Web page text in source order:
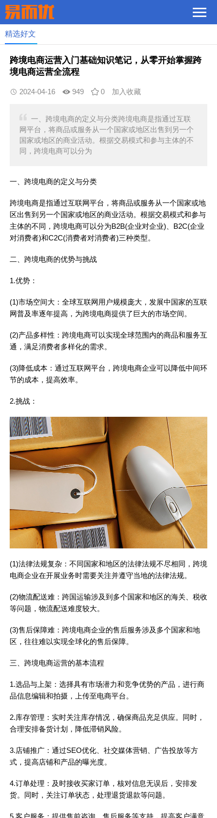
精选好文
跨境电商运营入门基础知识笔记，从零开始掌握跨
境电商运营全流程
2024-04-16 949 0 加入收藏
一、跨境电商的定义与分类跨境电商是指通过互联
网平台，将商品或服务从一个国家或地区出售到另一个
国家或地区的商业活动。根据交易模式和参与主体的不
同，跨境电商可以分为
一、跨境电商的定义与分类
跨境电商是指通过互联网平台，将商品或服务从一个国家或地
区出售到另一个国家或地区的商业活动。根据交易模式和参与
主体的不同，跨境电商可以分为B2B(企业对企业)、B2C(企业
对消费者)和C2C(消费者对消费者)三种类型。
二、跨境电商的优势与挑战
1.优势：
(1)市场空间大：全球互联网用户规模庞大，发展中国家的互联
网普及率逐年提高，为跨境电商提供了巨大的市场空间。
(2)产品多样性：跨境电商可以实现全球范围内的商品和服务互
通，满足消费者多样化的需求。
(3)降低成本：通过互联网平台，跨境电商企业可以降低中间环
节的成本，提高效率。
2.挑战：
(1)法律法规复杂：不同国家和地区的法律法规不尽相同，跨境
电商企业在开展业务时需要关注并遵守当地的法律法规。
(2)物流配送难：跨国运输涉及到多个国家和地区的海关、税收
等问题，物流配送难度较大。
(3)售后保障难：跨境电商企业的售后服务涉及多个国家和地
区，往往难以实现全球化的售后保障。
三、跨境电商运营的基本流程
1.选品与上架：选择具有市场潜力和竞争优势的产品，进行商
品信息编辑和拍摄，上传至电商平台。
2.库存管理：实时关注库存情况，确保商品充足供应。同时，
合理安排备货计划，降低滞销风险。
3.店铺推广：通过SEO优化、社交媒体营销、广告投放等方
式，提高店铺和产品的曝光度。
4.订单处理：及时接收买家订单，核对信息无误后，安排发
货。同时，关注订单状态，处理退货退款等问题。